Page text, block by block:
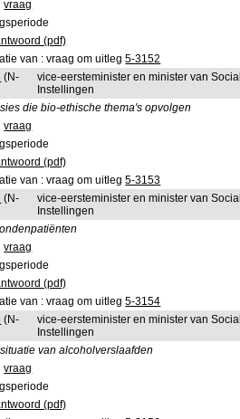
vraag
(pdf)
van : vraag om uitleg5-3152
(N-
vice-eersteminister en minister van
Instellingen
die bio-ethische thema's opvolgen
vraag
(pdf)
van : vraag om uitleg5-3153
(N-
vice-eersteminister en minister van
Instellingen
vraag
(pdf)
van : vraag om uitleg5-3154
(N-
vice-eersteminister en minister van
Instellingen
van alcoholverslaafden
vraag
(pdf)